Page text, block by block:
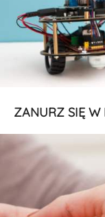
ZANURZ SIĘ W